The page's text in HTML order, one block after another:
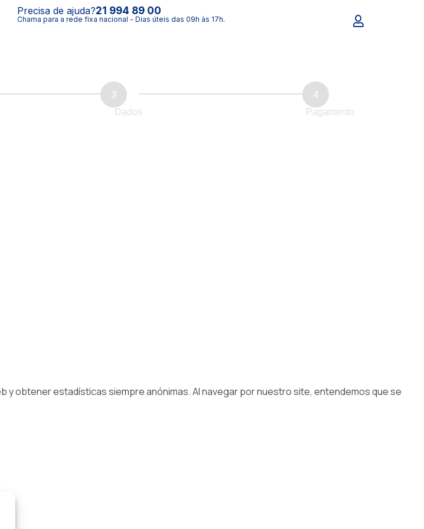
Precisa de ajuda?21 994 89 00
Chama para a rede fixa nacional - Dias úteis das 09h às 17h.
3
Dados
4
Pagamento
y obtener estadísticas siempre anónimas. Al navegar por nuestro site, entendemos que se